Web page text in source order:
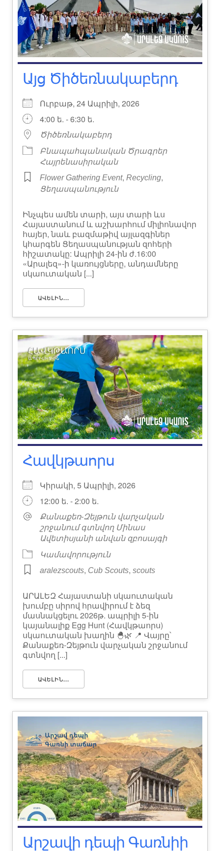
Այց Ծիծեռնակաբերդ
Ուրբաթ, 24 Ապրիլի, 2026
4:00 ե. - 6:30 ե.
Ծիծեռնակաբերդ
Բնապահպանական Ծրագրեր
Հայրենասիրական
Flower Gathering Event, Recycling,
Ցեղասպանություն
Ինչպես ամեն տարի, այս տարի ևս
Հայաստանում և աշխարհում միլիոնավոր
հայեր, նաև բազմաթիվ այլազգիներ
կհարգեն Ցեղասպանության զոհերի
հիշատակը: Ապրիլի 24-ին ժ.16:00
«Արալեզ»-ի կառույցները, անդամները
սկաուտական [...]
ԱՎԵԼԻՆ...
Հավկթաորս
Կիրակի, 5 Ապրիլի, 2026
12:00 ե. - 2:00 ե.
Քանաքեռ-Զեյթուն վարչական
շրջանում գտնվող Մինաս
Ավետիսյանի անվան զբոսայգի
Կամավորություն
aralezscouts, Cub Scouts, scouts
ԱՐԱԼԵԶ Հայաստանի սկաուտական
խումբը սիրով հրավիրում է ձեզ
մասնակցելու 2026թ. ապրիլի 5-ին
կայանալիք Egg Hunt (Հավկթաորս)
սկաուտական խաղին 🐣🌿 📍 Վայրը՝
Քանաքեռ-Զեյթուն վարչական շրջանում
գտնվող [...]
ԱՎԵԼԻՆ...
Արշավի դեպի Գառնիի